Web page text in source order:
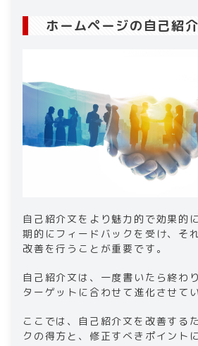
ホームページの​​自己紹
自己紹介文をより魅力的で効果的
期的にフィードバックを受け、そ
改善を行うことが重要です。
自己紹介文は、一度書いたら終わ
ターゲットに合わせて進化させて
ここでは、自己紹介文を改善する
クの得方と、修正すべきポイント